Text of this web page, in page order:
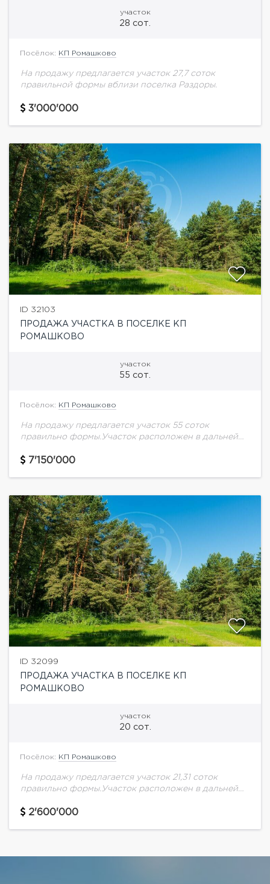
участок
28 сот.
Посёлок: КП Ромашково
На продажу предлагается участок 27,7 соток
правильной формы вблизи поселка Раздоры.
3'000'000
ID 32103
ПРОДАЖА УЧАСТКА В ПОСЕЛКЕ КП
РОМАШКОВО
участок
55 сот.
Посёлок: КП Ромашково
На продажу предлагается участок 55 соток
правильно формы.Участок расположен в дальней
несколько участков сразу, увеличив общий размер
7'150'000
ID 32099
ПРОДАЖА УЧАСТКА В ПОСЕЛКЕ КП
РОМАШКОВО
участок
20 сот.
Посёлок: КП Ромашково
На продажу предлагается участок 21,31 соток
правильно формы.Участок расположен в дальней
несколько участков сразу, увеличив общий размер
2'600'000